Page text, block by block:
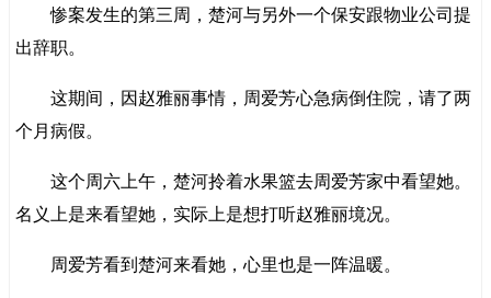
惨案发生的第三周，楚河与另外一个保安跟物业公司提
出辞职。
这期间，因赵雅丽事情，周爱芳心急病倒住院，请了两
个月病假。
这个周六上午，楚河拎着水果篮去周爱芳家中看望她。
名义上是来看望她，实际上是想打听赵雅丽境况。
周爱芳看到楚河来看她，心里也是一阵温暖。